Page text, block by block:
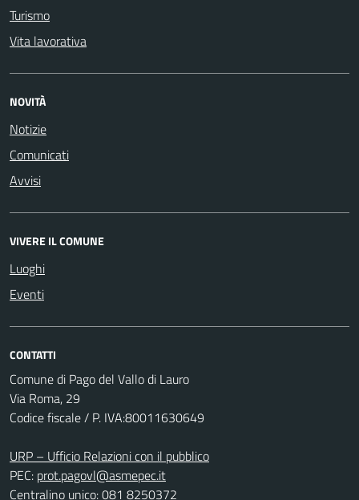
Turismo
Vita lavorativa
NOVITÀ
Notizie
Comunicati
Avvisi
VIVERE IL COMUNE
Luoghi
Eventi
CONTATTI
Comune di Pago del Vallo di Lauro
Via Roma, 29
Codice fiscale / P. IVA:80011630649
URP – Ufficio Relazioni con il pubblico
PEC: prot.pagovl@asmepec.it
Centralino unico: 081 8250372